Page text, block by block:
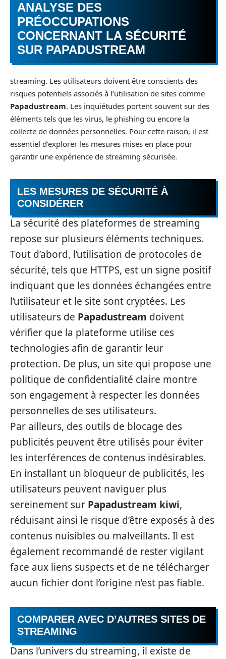
ANALYSE DES
PRÉOCCUPATIONS
CONCERNANT LA SÉCURITÉ
SUR PAPADUSTREAM
streaming. Les utilisateurs doivent être conscients des
risques potentiels associés à l’utilisation de sites comme
Papadustream. Les inquiétudes portent souvent sur des
éléments tels que les virus, le phishing ou encore la
collecte de données personnelles. Pour cette raison, il est
essentiel d’explorer les mesures mises en place pour
garantir une expérience de streaming sécurisée.
LES MESURES DE SÉCURITÉ À
CONSIDÉRER
La sécurité des plateformes de streaming
repose sur plusieurs éléments techniques.
Tout d’abord, l’utilisation de protocoles de
sécurité, tels que HTTPS, est un signe positif
indiquant que les données échangées entre
l’utilisateur et le site sont cryptées. Les
utilisateurs de Papadustream doivent
vérifier que la plateforme utilise ces
technologies afin de garantir leur
protection. De plus, un site qui propose une
politique de confidentialité claire montre
son engagement à respecter les données
personnelles de ses utilisateurs.
Par ailleurs, des outils de blocage des
publicités peuvent être utilisés pour éviter
les interférences de contenus indésirables.
En installant un bloqueur de publicités, les
utilisateurs peuvent naviguer plus
sereinement sur Papadustream kiwi,
réduisant ainsi le risque d’être exposés à des
contenus nuisibles ou malveillants. Il est
également recommandé de rester vigilant
face aux liens suspects et de ne télécharger
aucun fichier dont l’origine n’est pas fiable.
COMPARER AVEC D’AUTRES SITES DE
STREAMING
Dans l’univers du streaming, il existe de